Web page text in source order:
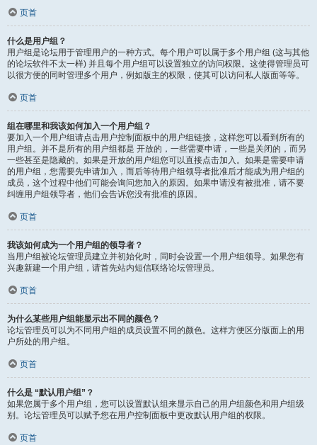
页首
什么是用户组？
用户组是论坛用于管理用户的一种方式。每个用户可以属于多个用户组 (这与其他
的论坛软件不太一样) 并且每个用户组可以设置独立的访问权限。这使得管理员可
以很方便的同时管理多个用户，例如版主的权限，使其可以访问私人版面等等。
页首
组在哪里和我该如何加入一个用户组？
要加入一个用户组请点击用户控制面板中的用户组链接，这样您可以看到所有的
用户组。并不是所有的用户组都是 开放的，一些需要申请，一些是关闭的，而另
一些甚至是隐藏的。如果是开放的用户组您可以直接点击加入。如果是需要申请
的用户组，您需要先申请加入，而后等待用户组领导者批准后才能成为用户组的
成员，这个过程中他们可能会询问您加入的原因。如果申请没有被批准，请不要
纠缠用户组领导者，他们会告诉您没有批准的原因。
页首
我该如何成为一个用户组的领导者？
当用户组被论坛管理员建立并初始化时，同时会设置一个用户组领导。如果您有
兴趣新建一个用户组，请首先站内短信联络论坛管理员。
页首
为什么某些用户组能显示出不同的颜色？
论坛管理员可以为不同用户组的成员设置不同的颜色。这样方便区分版面上的用
户所处的用户组。
页首
什么是 “默认用户组”？
如果您属于多个用户组，您可以设置默认组来显示自己的用户组颜色和用户组级
别。论坛管理员可以赋予您在用户控制面板中更改默认用户组的权限。
页首